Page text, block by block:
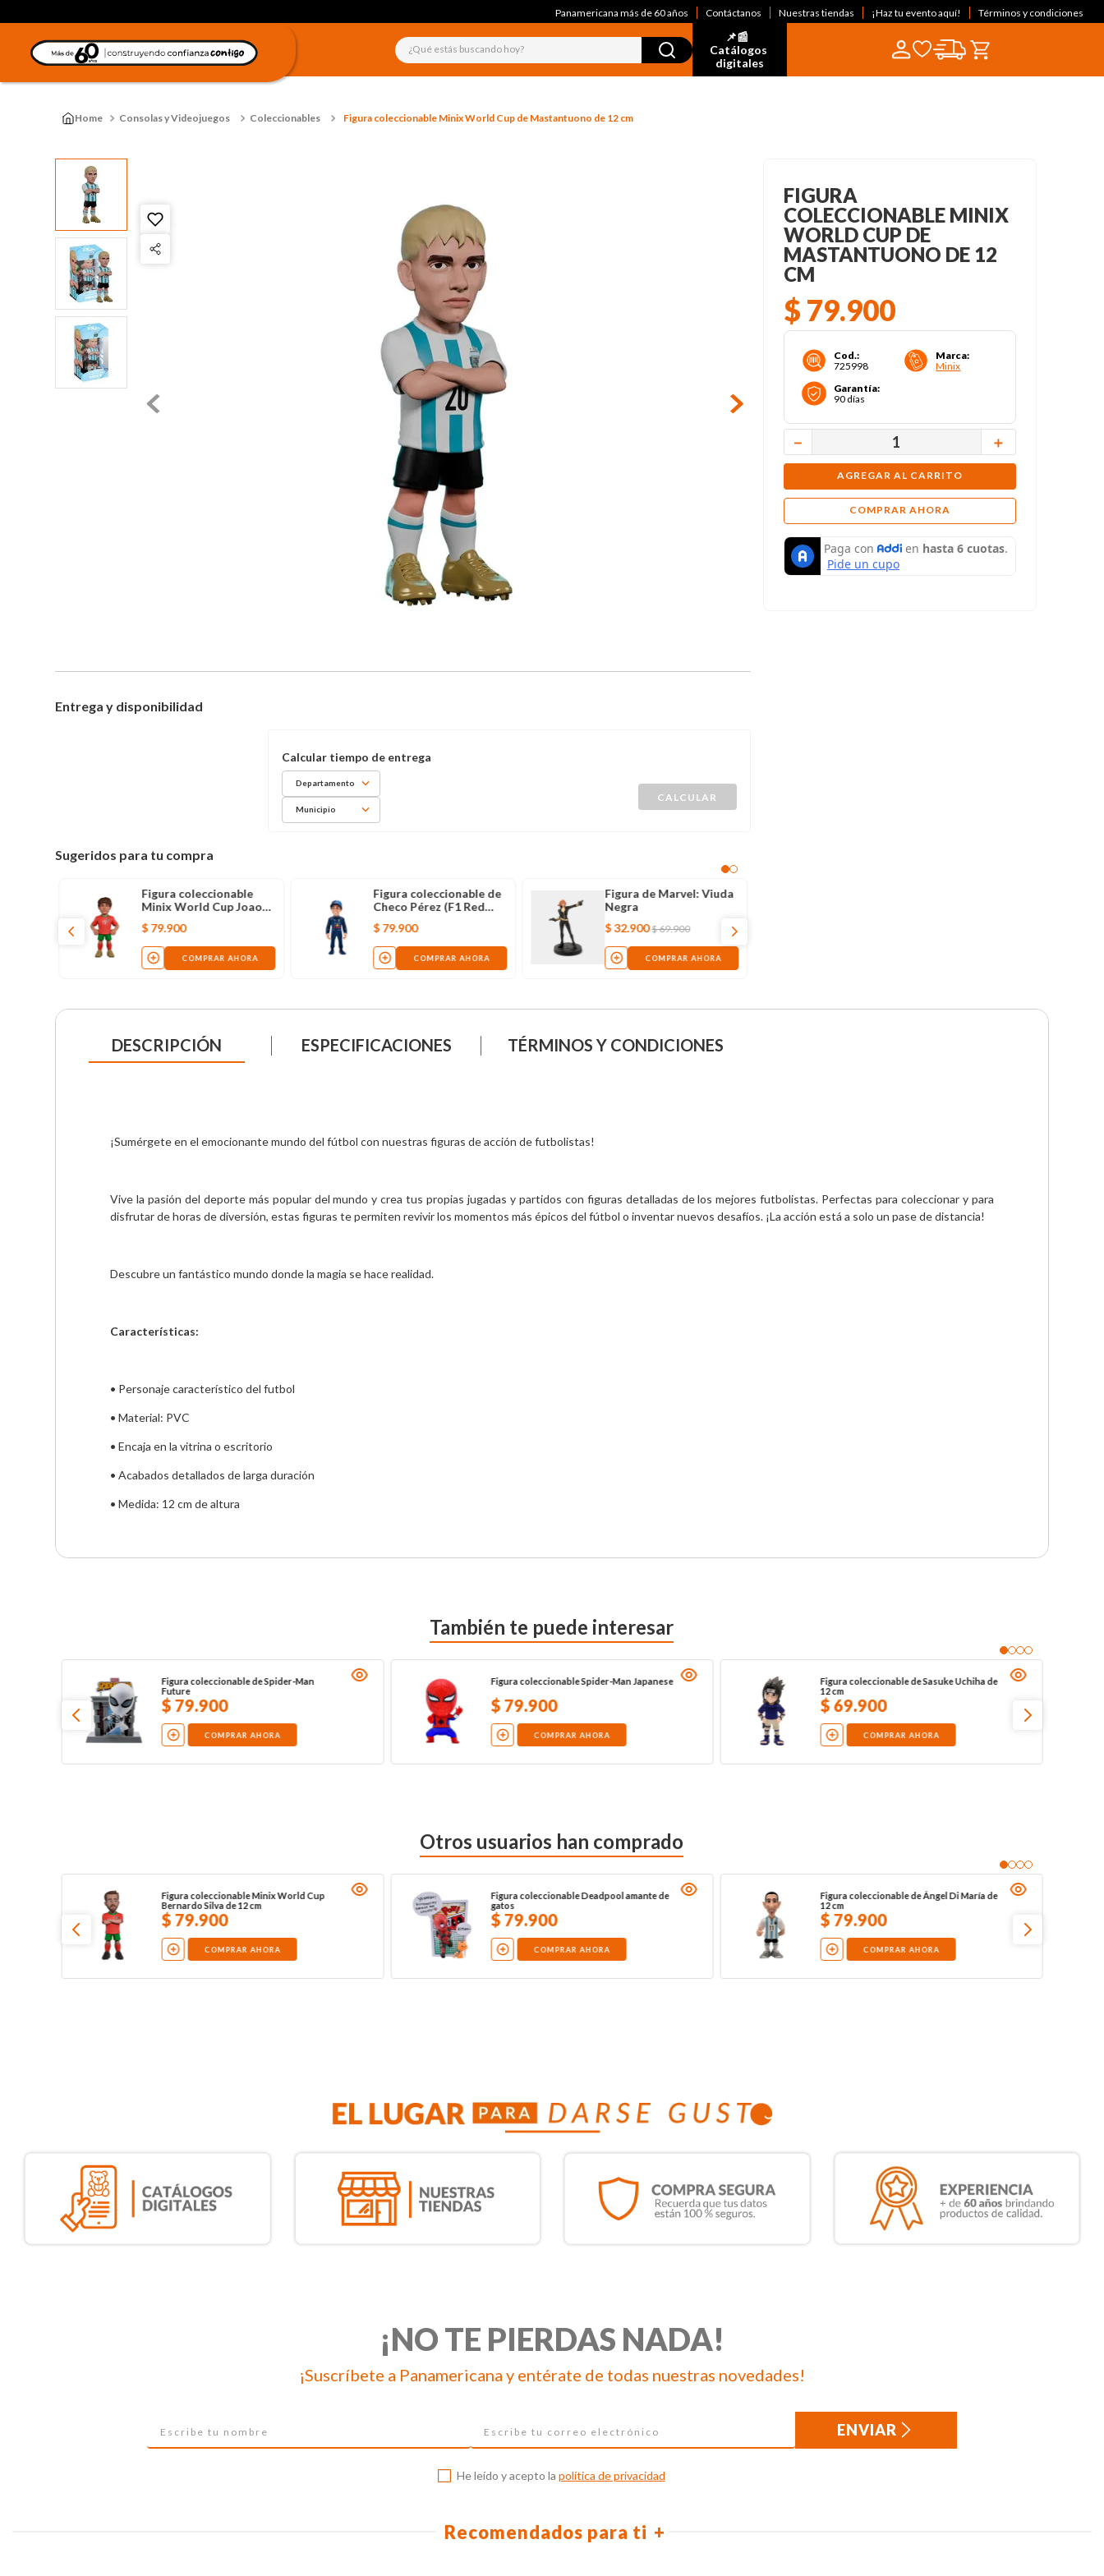
Panamericana más de 60 años Contáctanos Nuestras tiendas ¡Haz tu evento aquí! Términos y condiciones
¿Qué estás buscando hoy?
📌📰
Catálogos
digitales
Consolas y Videojuegos Coleccionables Figura coleccionable Minix World Cup de Mastantuono de 12 cm
Entrega y disponibilidad
Departamento
Municipio
Sugeridos para tu compra
Figura coleccionable
Minix World Cup Joao
Neves de 12 cm
$ 79.900
COMPRAR AHORA
Figura coleccionable de
Checo Pérez (F1 Red
Bull) de 12 cm
$ 79.900
COMPRAR AHORA
Figura de Marvel: Viuda
Negra
$32.900 $69.900
COMPRAR AHORA
FIGURA
COLECCIONABLE MINIX
WORLD CUP DE
MASTANTUONO DE 12
CM
$ 79.900
Cod.:
725998
Marca:
Minix
Garantía:
90 días
＋
－
AGREGAR AL CARRITO
COMPRAR AHORA
DESCRIPCIÓN ESPECIFICACIONES TÉRMINOS Y CONDICIONES
¡Sumérgete en el emocionante mundo del fútbol con nuestras figuras de acción de futbolistas!
Vive la pasión del deporte más popular del mundo y crea tus propias jugadas y partidos con figuras detalladas de los mejores futbolistas. Perfectas para coleccionar y para
disfrutar de horas de diversión, estas figuras te permiten revivir los momentos más épicos del fútbol o inventar nuevos desafíos. ¡La acción está a solo un pase de distancia!
Descubre un fantástico mundo donde la magia se hace realidad.
Características:
• Personaje característico del futbol
• Material: PVC
• Encaja en la vitrina o escritorio
• Acabados detallados de larga duración
• Medida: 12 cm de altura
También te puede interesar
Figura coleccionable de Spider-Man
Future
$79.900
COMPRAR AHORA
Figura coleccionable Spider-Man Japanese
$79.900
COMPRAR AHORA
Figura coleccionable de Sasuke Uchiha de
12 cm
$69.900
COMPRAR AHORA
Otros usuarios han comprado
Figura coleccionable Minix World Cup
Bernardo Silva de 12 cm
$79.900
COMPRAR AHORA
Figura coleccionable Deadpool amante de
gatos
$79.900
COMPRAR AHORA
Figura coleccionable de Ángel Di María de
12 cm
$79.900
COMPRAR AHORA
¡NO TE PIERDAS NADA!
¡Suscríbete a Panamericana y entérate de todas nuestras novedades!
ENVIAR
He leído y acepto la política de privacidad
Recomendados para ti